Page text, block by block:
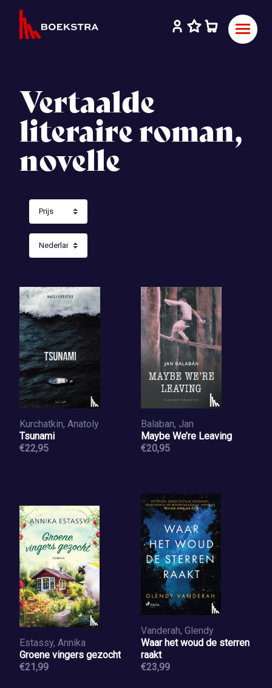
Vertaalde
literaire roman,
novelle
Kurchatkin, Anatoly
Tsunami
€22,95
Balaban, Jan
Maybe We’re Leaving
€20,95
Estassy, Annika
Groene vingers gezocht
€21,99
Vanderah, Glendy
Waar het woud de sterren
raakt
€23,99